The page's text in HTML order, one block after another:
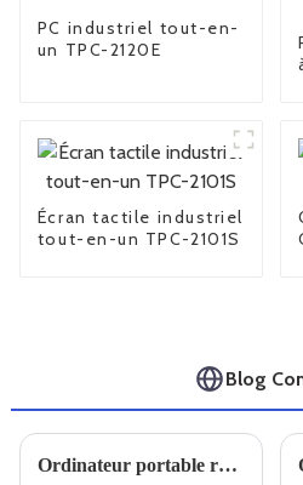
PC industriel tout-en-
un TPC-2120E
Écran tactile industriel
tout-en-un TPC-2101S
Blog
Ordinateur portable robuste Univitech C159 pour le système de détection EMR